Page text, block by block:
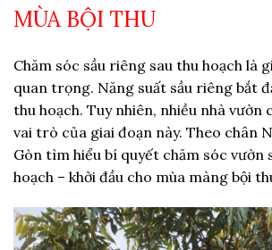
MÙA BỘI THU
Chăm sóc sầu riêng sau thu hoạch là
quan trọng. Năng suất sầu riêng bắt
thu hoạch. Tuy nhiên, nhiều nhà vườn
vai trò của giai đoạn này. Theo chân
Gòn tìm hiểu bí quyết chăm sóc vườn
hoạch – khởi đầu cho mùa màng bội